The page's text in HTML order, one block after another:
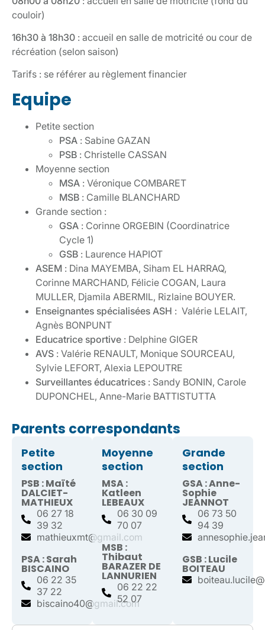
couloir)
16h30 à 18h30 : accueil en salle de motricité ou cour de
récréation (selon saison)
Tarifs : se référer au règlement financier
Equipe
Petite section
PSA : Sabine GAZAN
PSB : Christelle CASSAN
Moyenne section
MSA : Véronique COMBARET
MSB : Camille BLANCHARD
Grande section :
GSA : Corinne ORGEBIN (Coordinatrice
Cycle 1)
GSB : Laurence HAPIOT
ASEM : Dina MAYEMBA, Siham EL HARRAQ,
Corinne MARCHAND, Félicie COGAN, Laura
MULLER, Djamila ABERMIL, Rizlaine BOUYER.
Enseignantes spécialisées ASH : Valérie LELAIT,
Agnès BONPUNT
Educatrice sportive : Delphine GIGER
AVS : Valérie RENAULT, Monique SOURCEAU,
Sylvie LEFORT, Alexia LEPOUTRE
Surveillantes éducatrices : Sandy BONIN, Carole
DUPONCHEL, Anne-Marie BATTISTUTTA
Parents correspondants
Petite
section
PSB : Maïté
DALCIET-
MATHIEUX
06 27 18
39 32
mathieuxmt@gmail.com
PSA : Sarah
BISCAINO
06 22 35
37 22
biscaino40@gmail.com
Moyenne
section
MSA :
Katleen
LEBEAUX
06 30 09
70 07
MSB :
Thibaut
BARAZER DE
LANNURIEN
06 22 22
52 07
Grande
section
GSA : Anne-
Sophie
JEANNOT
06 73 50
94 39
GSB : Lucile
BOITEAU